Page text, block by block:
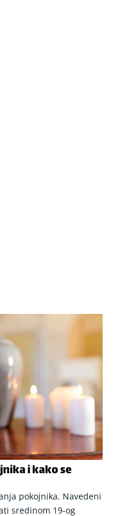
i kako se
pokojnika. Navedeni
sredinom 19-og